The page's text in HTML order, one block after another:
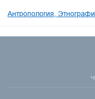
Антропология,